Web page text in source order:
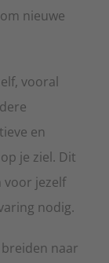
nieuwe
vooral
en
je ziel. Dit
voor jezelf
nodig.
naar